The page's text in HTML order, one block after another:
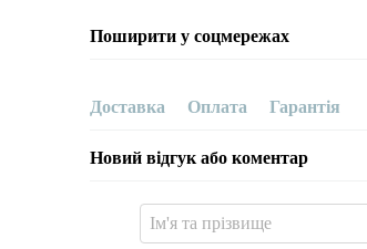
Поширити у соцмережах
Доставка Оплата Гарантія
Новий відгук або коментар